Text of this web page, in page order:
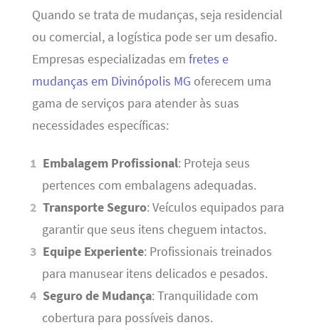
Quando se trata de mudanças, seja residencial
ou comercial, a logística pode ser um desafio.
Empresas especializadas em fretes e
mudanças em Divinópolis MG oferecem uma
gama de serviços para atender às suas
necessidades específicas:
Embalagem Profissional: Proteja seus
pertences com embalagens adequadas.
Transporte Seguro: Veículos equipados para
garantir que seus itens cheguem intactos.
Equipe Experiente: Profissionais treinados
para manusear itens delicados e pesados.
Seguro de Mudança: Tranquilidade com
cobertura para possíveis danos.